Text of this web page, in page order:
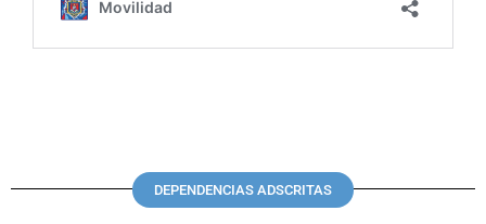
DEPENDENCIAS ADSCRITAS